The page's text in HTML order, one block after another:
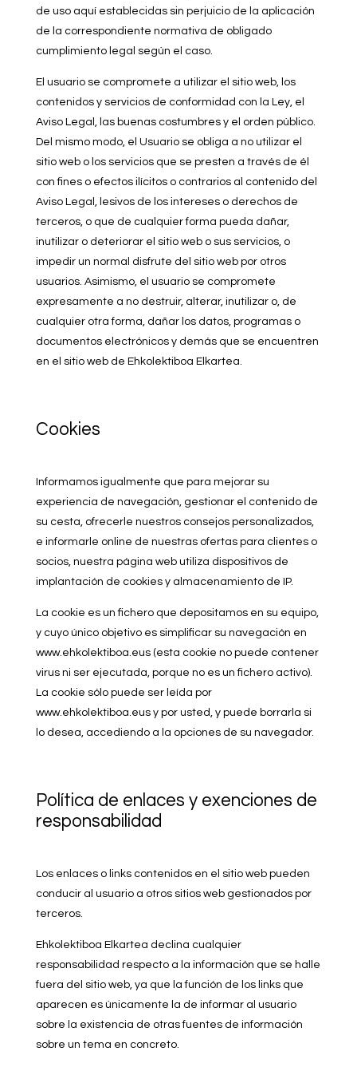
de uso aquí establecidas sin perjuicio de la aplicación
de la correspondiente normativa de obligado
cumplimiento legal según el caso.
El usuario se compromete a utilizar el sitio web, los
contenidos y servicios de conformidad con la Ley, el
Aviso Legal, las buenas costumbres y el orden público.
Del mismo modo, el Usuario se obliga a no utilizar el
sitio web o los servicios que se presten a través de él
con fines o efectos ilícitos o contrarios al contenido del
Aviso Legal, lesivos de los intereses o derechos de
terceros, o que de cualquier forma pueda dañar,
inutilizar o deteriorar el sitio web o sus servicios, o
impedir un normal disfrute del sitio web por otros
usuarios. Asimismo, el usuario se compromete
expresamente a no destruir, alterar, inutilizar o, de
cualquier otra forma, dañar los datos, programas o
documentos electrónicos y demás que se encuentren
en el sitio web de Ehkolektiboa Elkartea.
Cookies
Informamos igualmente que para mejorar su
experiencia de navegación, gestionar el contenido de
su cesta, ofrecerle nuestros consejos personalizados,
e informarle online de nuestras ofertas para clientes o
socios, nuestra página web utiliza dispositivos de
implantación de cookies y almacenamiento de IP.
La cookie es un fichero que depositamos en su equipo,
y cuyo único objetivo es simplificar su navegación en
www.ehkolektiboa.eus (esta cookie no puede contener
virus ni ser ejecutada, porque no es un fichero activo).
La cookie sólo puede ser leída por
www.ehkolektiboa.eus y por usted, y puede borrarla si
lo desea, accediendo a la opciones de su navegador.
Política de enlaces y exenciones de
responsabilidad
Los enlaces o links contenidos en el sitio web pueden
conducir al usuario a otros sitios web gestionados por
terceros.
Ehkolektiboa Elkartea declina cualquier
responsabilidad respecto a la información que se halle
fuera del sitio web, ya que la función de los links que
aparecen es únicamente la de informar al usuario
sobre la existencia de otras fuentes de información
sobre un tema en concreto.